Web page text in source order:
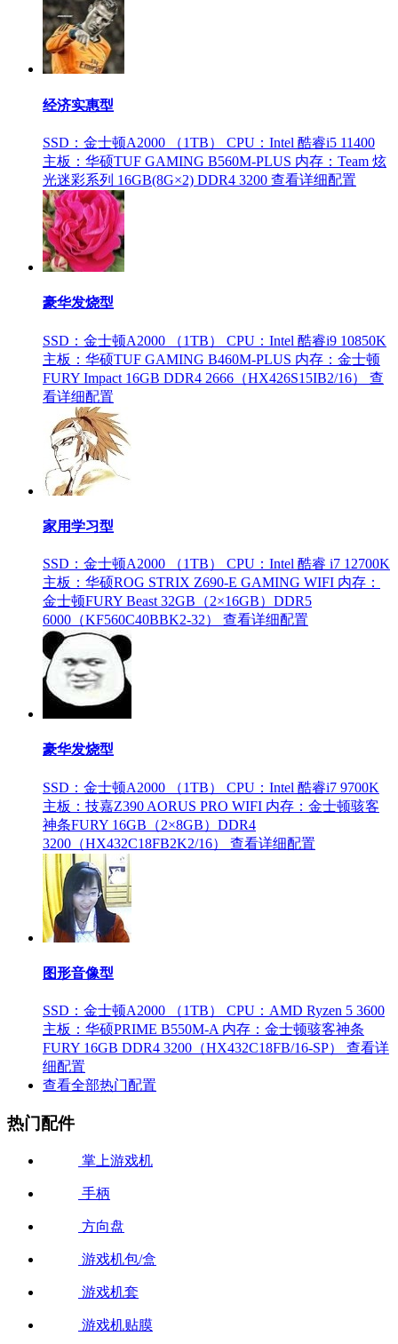
经济实惠型
SSD：金士顿A2000 （1TB）
CPU：Intel 酷睿i5 11400
主板：华硕TUF GAMING B560M-PLUS 内存：Team 炫
光迷彩系列 16GB(8G×2) DDR4 3200 查看详细配置
豪华发烧型
SSD：金士顿A2000 （1TB）
CPU：Intel 酷睿i9 10850K
主板：华硕TUF GAMING B460M-PLUS 内存：金士顿
FURY Impact 16GB DDR4 2666（HX426S15IB2/16）
查
看详细配置
家用学习型
SSD：金士顿A2000 （1TB）
CPU：Intel 酷睿 i7 12700K
主板：华硕ROG STRIX Z690-E GAMING WIFI 内存：
金士顿FURY Beast 32GB（2×16GB）DDR5
6000（KF560C40BBK2-32）
查看详细配置
豪华发烧型
SSD：金士顿A2000 （1TB）
CPU：Intel 酷睿i7 9700K
主板：技嘉Z390 AORUS PRO WIFI 内存：金士顿骇客
神条FURY 16GB（2×8GB）DDR4
3200（HX432C18FB2K2/16）
查看详细配置
图形音像型
SSD：金士顿A2000 （1TB）
CPU：AMD Ryzen 5 3600
主板：华硕PRIME B550M-A 内存：金士顿骇客神条
FURY 16GB DDR4 3200（HX432C18FB/16-SP）
查看详
细配置
查看全部热门配置
热门配件
掌上游戏机
手柄
方向盘
游戏机包/盒
游戏机套
游戏机贴膜